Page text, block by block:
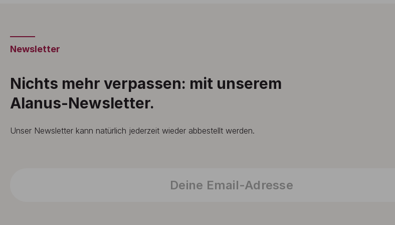
Newsletter
Nichts mehr verpassen: mit unserem
Alanus-Newsletter.
Unser Newsletter kann natürlich jederzeit wieder abbestellt werden.